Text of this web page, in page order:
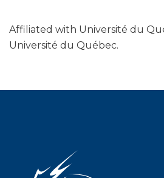
Affiliated with Université du
Université du Québec.